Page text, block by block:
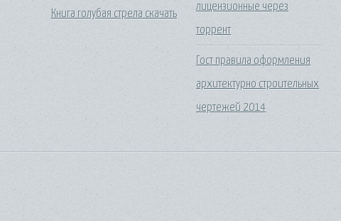
Книга голубая стрела скачать
лицензионные через
торрент
Гост правила оформления
архитектурно строительных
чертежей 2014